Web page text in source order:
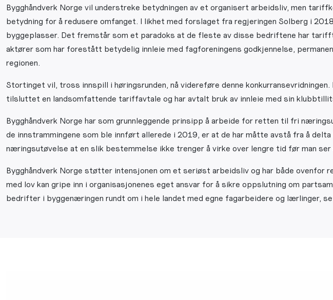
Bygghåndverk Norge vil understreke betydningen av et organisert arbeidsliv, men
betydning for å redusere omfanget. I likhet med forslaget fra regjeringen Solberg i
byggeplasser. Det fremstår som et paradoks at de fleste av disse bedriftene har
aktører som har forestått betydelig innleie med fagforeningens godkjennelse,
regionen.
Stortinget vil, tross innspill i høringsrunden, nå videreføre denne
tilsluttet en landsomfattende tariffavtale og har avtalt bruk av innleie med sin
Bygghåndverk Norge har som grunnleggende prinsipp å arbeide for retten til fri
de innstrammingene som ble innført allerede i 2019, er at de har måtte avstå fra å
næringsutøvelse at en slik bestemmelse ikke trenger å virke over lengre tid før man ser
Bygghåndverk Norge støtter intensjonen om et seriøst arbeidsliv og har både
med lov kan gripe inn i organisasjonenes eget ansvar for å sikre oppslutning om
bedrifter i byggenæringen rundt om i hele landet med egne fagarbeidere og lærlinger,